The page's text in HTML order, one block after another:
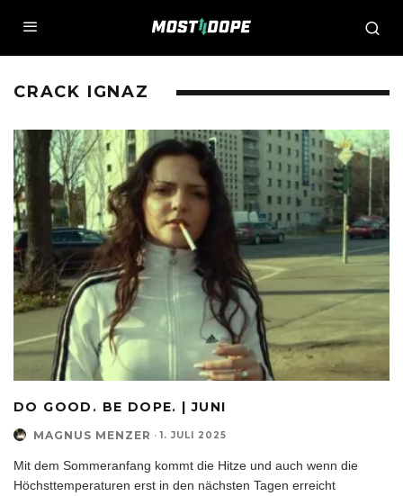
CRACK IGNAZ
DO GOOD. BE DOPE. | JUNI
MAGNUS MENZER · 1. JULI 2025
Mit dem Sommeranfang kommt die Hitze und auch wenn die
Höchsttemperaturen erst in den nächsten Tagen erreicht